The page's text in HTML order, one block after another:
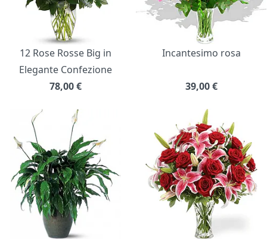
12 Rose Rosse Big in
Elegante Confezione
78,00€
Incantesimo rosa
39,00€